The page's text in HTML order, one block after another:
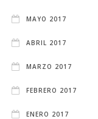
MAYO 2017
ABRIL 2017
MARZO 2017
FEBRERO 2017
ENERO 2017